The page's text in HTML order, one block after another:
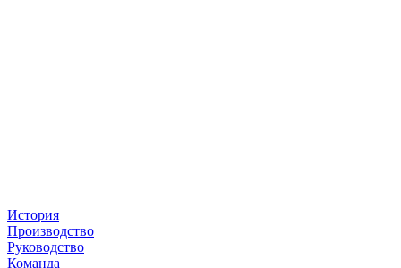
История
Производство
Руководство
Команда